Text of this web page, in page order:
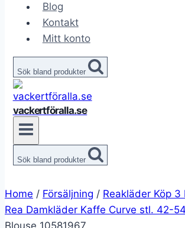
Blog
Kontakt
Mitt konto
Sök bland produkter
vackertföralla.se
Sök bland produkter
Home / Försäljning / Reakläder Köp
Rea Damkläder Kaffe Curve stl. 42-54